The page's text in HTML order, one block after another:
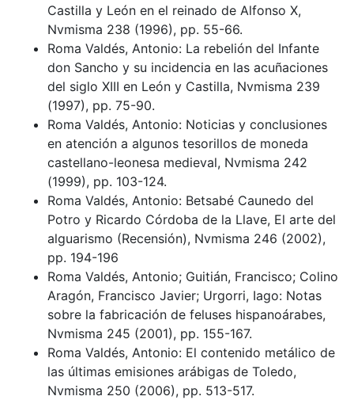
Castilla y León en el reinado de Alfonso X,
Nvmisma 238 (1996), pp. 55-66.
Roma Valdés, Antonio: La rebelión del Infante
don Sancho y su incidencia en las acuñaciones
del siglo XIII en León y Castilla, Nvmisma 239
(1997), pp. 75-90.
Roma Valdés, Antonio: Noticias y conclusiones
en atención a algunos tesorillos de moneda
castellano-leonesa medieval, Nvmisma 242
(1999), pp. 103-124.
Roma Valdés, Antonio: Betsabé Caunedo del
Potro y Ricardo Córdoba de la Llave, El arte del
alguarismo (Recensión), Nvmisma 246 (2002),
pp. 194-196
Roma Valdés, Antonio; Guitián, Francisco; Colino
Aragón, Francisco Javier; Urgorri, Iago: Notas
sobre la fabricación de feluses hispanoárabes,
Nvmisma 245 (2001), pp. 155-167.
Roma Valdés, Antonio: El contenido metálico de
las últimas emisiones arábigas de Toledo,
Nvmisma 250 (2006), pp. 513-517.